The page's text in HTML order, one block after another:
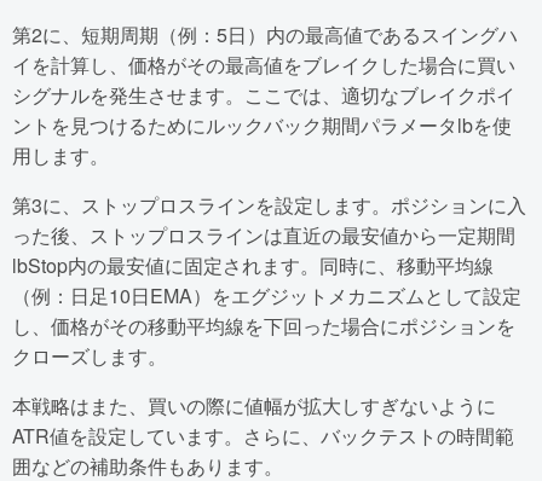
第2に、短期周期（例：5日）内の最高値であるスイングハ
イを計算し、価格がその最高値をブレイクした場合に買い
シグナルを発生させます。ここでは、適切なブレイクポイ
ントを見つけるためにルックバック期間パラメータlbを使
用します。
第3に、ストップロスラインを設定します。ポジションに入
った後、ストップロスラインは直近の最安値から一定期間
lbStop内の最安値に固定されます。同時に、移動平均線
（例：日足10日EMA）をエグジットメカニズムとして設定
し、価格がその移動平均線を下回った場合にポジションを
クローズします。
本戦略はまた、買いの際に値幅が拡大しすぎないように
ATR値を設定しています。さらに、バックテストの時間範
囲などの補助条件もあります。